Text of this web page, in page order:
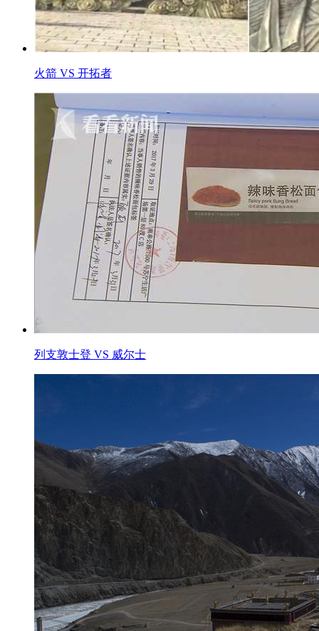
火箭 VS 开拓者
列支敦士登 VS 威尔士